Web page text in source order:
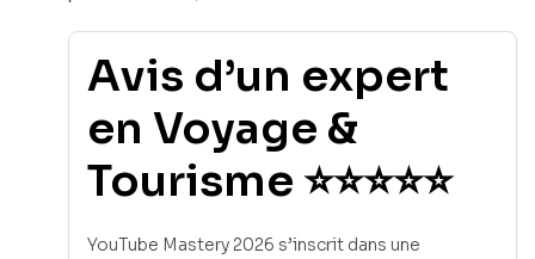
Avis d’un expert
en Voyage &
Tourisme ⭐⭐⭐⭐⭐
YouTube Mastery 2026 s’inscrit dans une